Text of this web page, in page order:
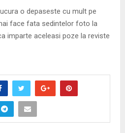
o depaseste cu mult pe
face fata sedintelor foto la
imparte aceleasi poze la reviste